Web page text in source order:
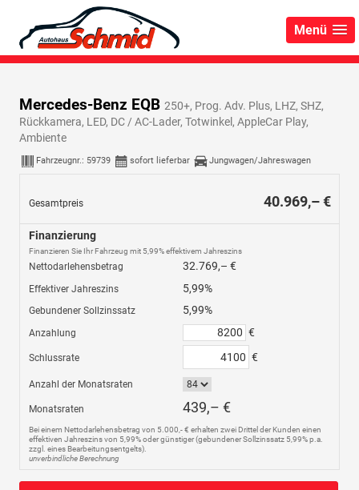
Menü
Mercedes-Benz EQB 250+, Prog. Adv. Plus, LHZ, SHZ,
Rückkamera, LED, DC / AC-Lader, Totwinkel, AppleCar Play,
Ambiente
Fahrzeugnr.: 59739 sofort lieferbar Jungwagen/Jahreswagen
Gesamtpreis 40.969,– €
Finanzierung
Finanzieren Sie Ihr Fahrzeug mit 5,99% effektivem Jahreszins
Nettodarlehensbetrag 32.769,– €
Effektiver Jahreszins 5,99%
Gebundener Sollzinssatz 5,99%
Anzahlung €
Schlussrate €
Anzahl der Monatsraten
Monatsraten 439,– €
Bei einem Nettodarlehensbetrag von 5.000,- € erhalten zwei Drittel der Kunden einen
effektiven Jahreszins von 5,99% oder günstiger (gebundener Sollzinssatz 5,99% p.a.
zzgl. eines Bearbeitungsentgelts).
unverbindliche Berechnung